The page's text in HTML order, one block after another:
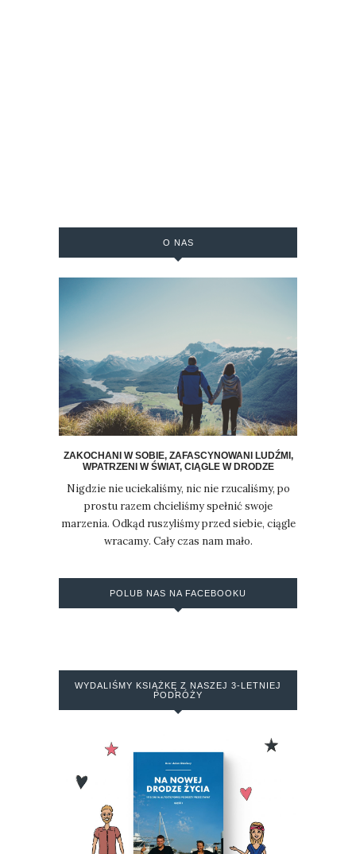
O NAS
ZAKOCHANI W SOBIE, ZAFASCYNOWANI LUDŹMI,
WPATRZENI W ŚWIAT, CIĄGLE W DRODZE
Nigdzie nie uciekaliśmy, nic nie rzucaliśmy, po
prostu razem chcieliśmy spełnić swoje
marzenia. Odkąd ruszyliśmy przed siebie, ciągle
wracamy. Cały czas nam mało.
POLUB NAS NA FACEBOOKU
WYDALIŚMY KSIĄŻKĘ Z NASZEJ 3-LETNIEJ
PODRÓŻY